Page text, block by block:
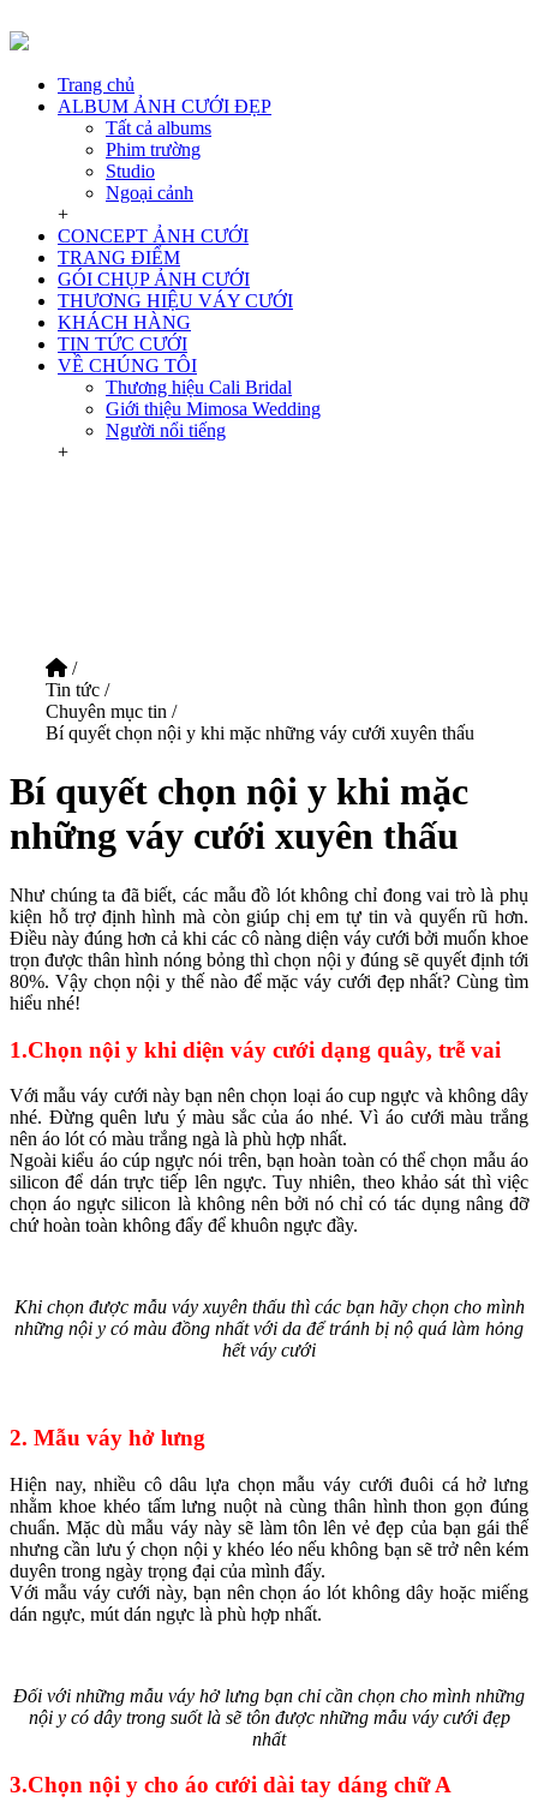
Trang chủ
ALBUM ẢNH CƯỚI ĐẸP
Tất cả albums
Phim trường
Studio
Ngoại cảnh
+
CONCEPT ẢNH CƯỚI
TRANG ĐIỂM
GÓI CHỤP ẢNH CƯỚI
THƯƠNG HIỆU VÁY CƯỚI
KHÁCH HÀNG
TIN TỨC CƯỚI
VỀ CHÚNG TÔI
Thương hiệu Cali Bridal
Giới thiệu Mimosa Wedding
Người nổi tiếng
+
/
Tin tức /
Chuyên mục tin /
Bí quyết chọn nội y khi mặc những váy cưới xuyên thấu
Bí quyết chọn nội y khi mặc
những váy cưới xuyên thấu
Như chúng ta đã biết, các mẫu đồ lót không chỉ đong vai trò là phụ
kiện hỗ trợ định hình mà còn giúp chị em tự tin và quyến rũ hơn.
Điều này đúng hơn cả khi các cô nàng diện váy cưới bởi muốn khoe
trọn được thân hình nóng bỏng thì chọn nội y đúng sẽ quyết định tới
80%. Vậy chọn nội y thế nào để mặc váy cưới đẹp nhất? Cùng tìm
hiểu nhé!
1.Chọn nội y khi diện váy cưới dạng quây, trễ vai
Với mẫu váy cưới này bạn nên chọn loại áo cup ngực và không dây
nhé. Đừng quên lưu ý màu sắc của áo nhé. Vì áo cưới màu trắng
nên áo lót có màu trắng ngà là phù hợp nhất.
Ngoài kiểu áo cúp ngực nói trên, bạn hoàn toàn có thể chọn mẫu áo
silicon để dán trực tiếp lên ngực. Tuy nhiên, theo khảo sát thì việc
chọn áo ngực silicon là không nên bởi nó chỉ có tác dụng nâng đỡ
chứ hoàn toàn không đẩy để khuôn ngực đầy.
Khi chọn được mẫu váy xuyên thấu thì các bạn hãy chọn cho mình
những nội y có màu đồng nhất với da để tránh bị nộ quá làm hỏng
hết váy cưới
2. Mẫu váy hở lưng
Hiện nay, nhiều cô dâu lựa chọn mẫu váy cưới đuôi cá hở lưng
nhằm khoe khéo tấm lưng nuột nà cùng thân hình thon gọn đúng
chuẩn. Mặc dù mẫu váy này sẽ làm tôn lên vẻ đẹp của bạn gái thế
nhưng cần lưu ý chọn nội y khéo léo nếu không bạn sẽ trở nên kém
duyên trong ngày trọng đại của mình đấy.
Với mẫu váy cưới này, bạn nên chọn áo lót không dây hoặc miếng
dán ngực, mút dán ngực là phù hợp nhất.
Đối với những mẫu váy hở lưng bạn chỉ cần chọn cho mình những
nội y có dây trong suốt là sẽ tôn được những mẫu váy cưới đẹp
nhất
3.Chọn nội y cho áo cưới dài tay dáng chữ A